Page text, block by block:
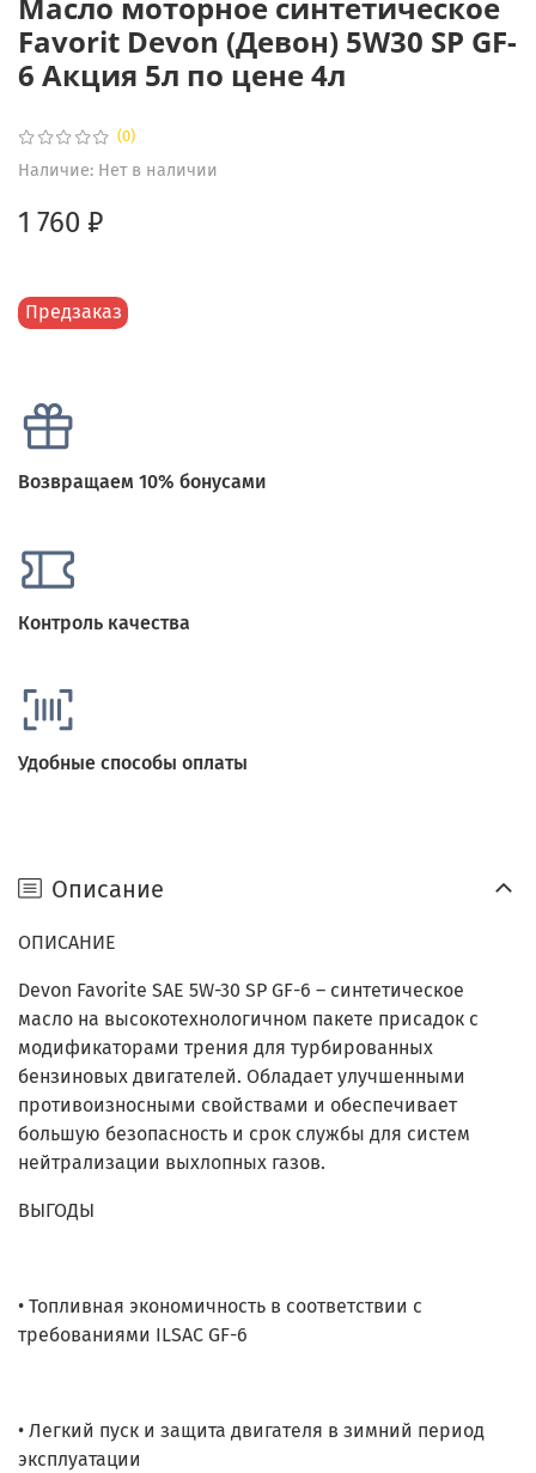
(0)
Наличие: Нет в наличии
Предзаказ
Favorit Devon (Девон) 5W30 SP GF-
6 Акция 5л по цене 4л
1 760 ₽
Возвращаем 10% бонусами
Контроль качества
Удобные способы оплаты
Описание
ОПИСАНИЕ
Devon Favorite SAE 5W-30 SP GF-6 – синтетическое
масло на высокотехнологичном пакете присадок с
модификаторами трения для турбированных
бензиновых двигателей. Обладает улучшенными
противоизносными свойствами и обеспечивает
большую безопасность и срок службы для систем
нейтрализации выхлопных газов.
ВЫГОДЫ
• Топливная экономичность в соответствии с
требованиями ILSAC GF-6
• Легкий пуск и защита двигателя в зимний период
эксплуатации